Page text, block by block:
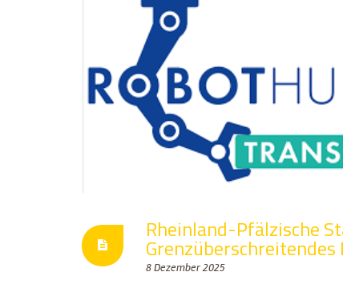
Rheinland-Pfälzische
8 Dezember 2025